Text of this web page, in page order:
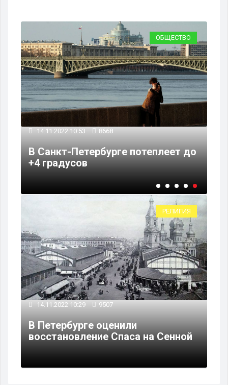
ОБЩЕСТВО
14.11.2022 10:53 8668
В Санкт-Петербурге потеплеет до
+4 градусов
РЕЛИГИЯ
14.11.2022 10:29 9507
В Петербурге оценили
восстановление Спаса на Сенной